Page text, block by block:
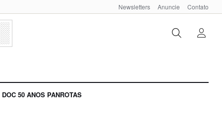
Newsletters Anuncie Contato
DOC 50 ANOS PANROTAS